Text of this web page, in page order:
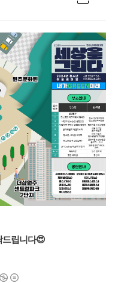
드립니다😍